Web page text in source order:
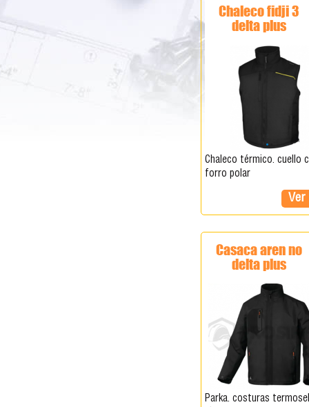
chaleco fidji 3
delta plus
chaleco térmico. cuello con
forro polar
Ver
casaca aren no
delta plus
parka. costuras termoselladas.